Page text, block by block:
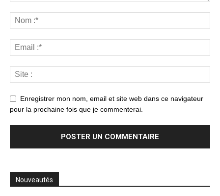
Enregistrer mon nom, email et site web dans ce navigateur
pour la prochaine fois que je commenterai.
Nouveautés